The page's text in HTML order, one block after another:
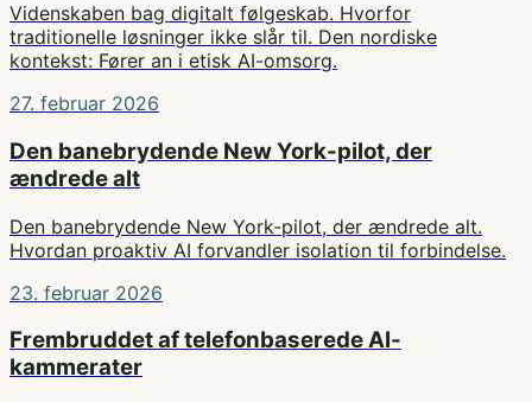
Videnskaben bag digitalt følgeskab. Hvorfor
traditionelle løsninger ikke slår til. Den nordiske
kontekst: Fører an i etisk AI-omsorg.
27. februar 2026
Den banebrydende New York-pilot, der
ændrede alt
Den banebrydende New York-pilot, der ændrede alt.
Hvordan proaktiv AI forvandler isolation til forbindelse.
23. februar 2026
Frembruddet af telefonbaserede AI-
kammerater